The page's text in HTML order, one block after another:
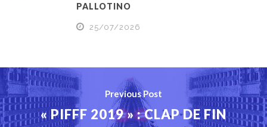
PALLOTINO
25/07/2026
Previous Post
« PIFFF 2019 » : CLAP DE FIN